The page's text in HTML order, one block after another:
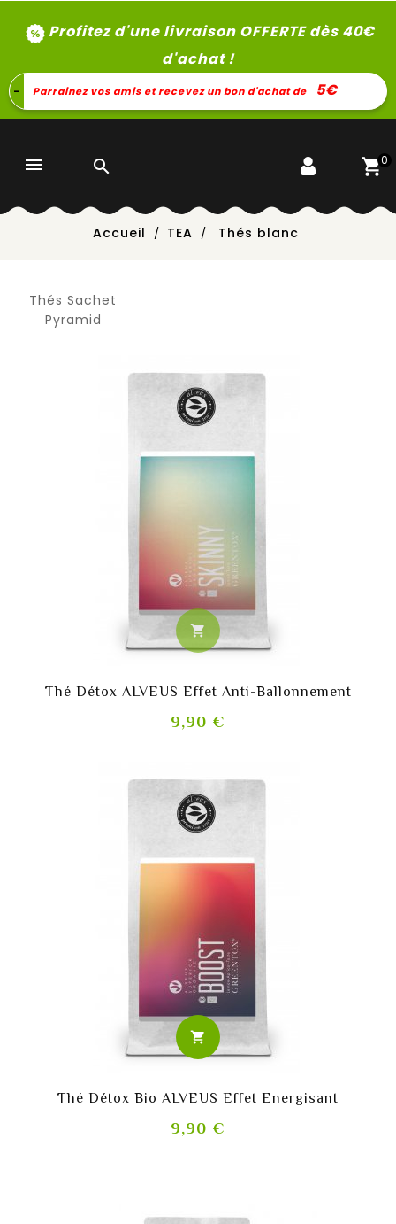
Profitez d'une livraison OFFERTE dès 40€
d'achat !
- Parrainez vos amis et recevez un bon d'achat de 5€
  0
Accueil TEA Thés blanc
Thés Sachet
Pyramid
shopping_cart
Thé Détox ALVEUS Effet Anti-Ballonnement
9,90 €
shopping_cart
Thé Détox Bio ALVEUS Effet Energisant
9,90 €